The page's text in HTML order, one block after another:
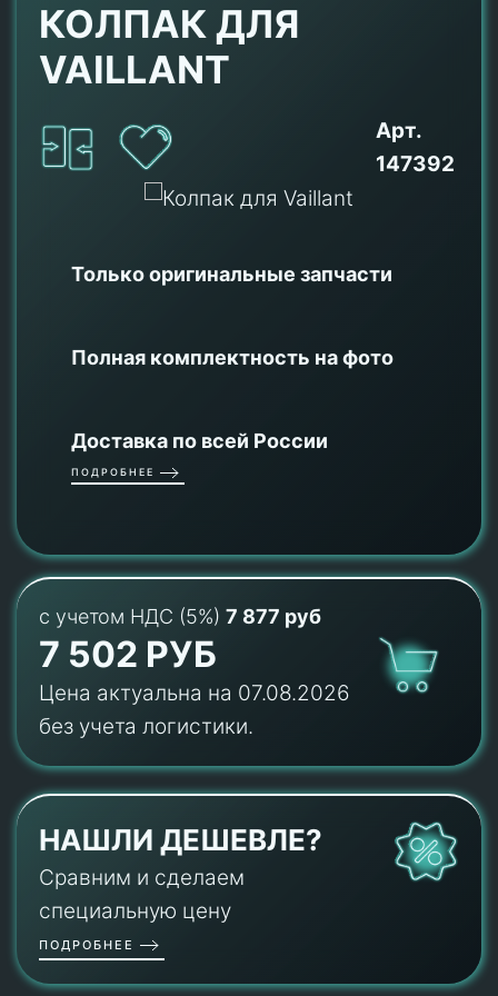
КОЛПАК ДЛЯ
VAILLANT
Арт.
147392
Только оригинальные запчасти
Полная комплектность на фото
Доставка по всей России
ПОДРОБНЕЕ
с учетом НДС (5%) 7 877 руб
7 502 РУБ
Цена актуальна на 07.08.2026
без учета логистики.
НАШЛИ ДЕШЕВЛЕ?
Сравним и сделаем
специальную цену
ПОДРОБНЕЕ